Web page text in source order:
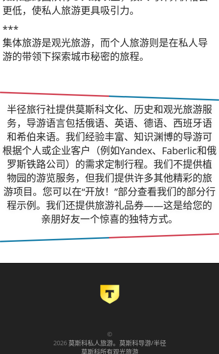
更低，使私人旅游更具吸引力。
***
集体旅游是观光旅游，而个人旅游则是在私人导
游的带领下探索城市秘密的旅程。
半径旅行社提供莫斯科文化、历史和观光旅游服
务，导游语言包括俄语、英语、德语、西班牙语
和希伯来语。我们经验丰富、知识渊博的导游可
根据个人或企业客户（例如Yandex、Faberlic和俄
罗斯铁路公司）的需求定制行程。我们不提供植
物园的游览服务，但我们提供许多其他精彩的旅
游项目。您可以在“开放！”部分查看我们的部分行
程示例。我们还提供旅游礼品券——这是给您的
亲朋好友一个惊喜的独特方式。
©
2026莫斯科私人旅游。莫斯科导游/半径
莫斯科所有观光旅游